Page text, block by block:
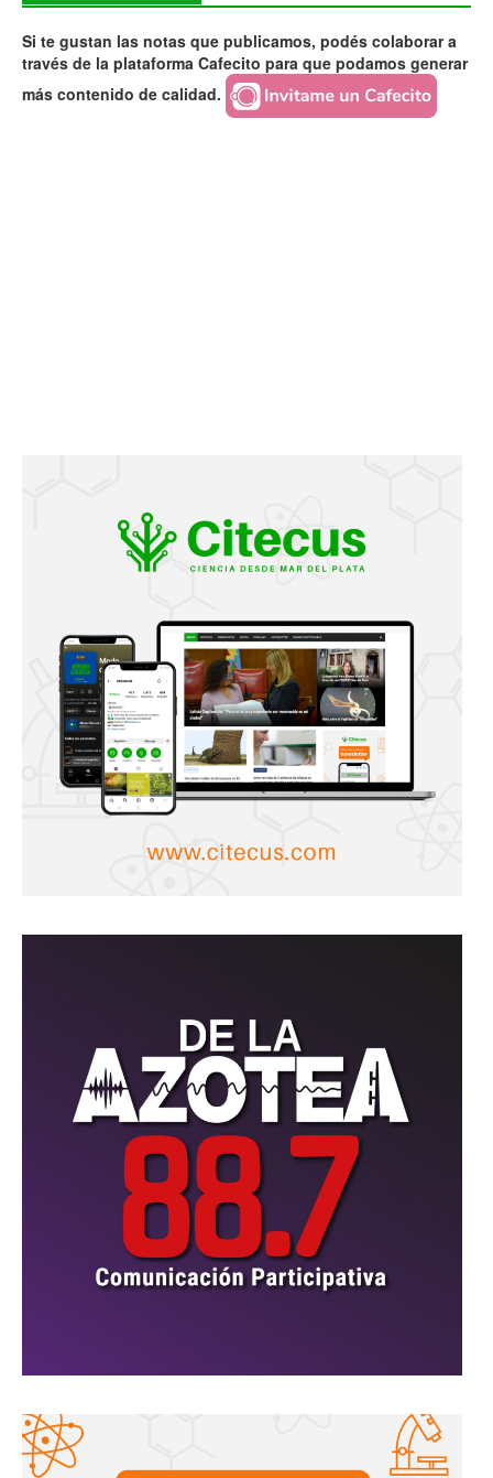
Si te gustan las notas que publicamos, podés colaborar a
través de la plataforma Cafecito para que podamos generar
más contenido de calidad.